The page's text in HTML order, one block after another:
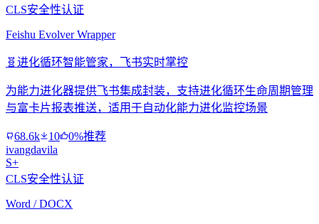
CLS安全性认证
Feishu Evolver Wrapper
🧬 进化循环智能管家，飞书实时掌控
为能力进化器提供飞书集成封装，支持进化循环生命周期管理
与富卡片报表推送，适用于自动化能力进化监控场景
68.6k 10
0%推荐
ivangdavila
S+
CLS安全性认证
Word / DOCX